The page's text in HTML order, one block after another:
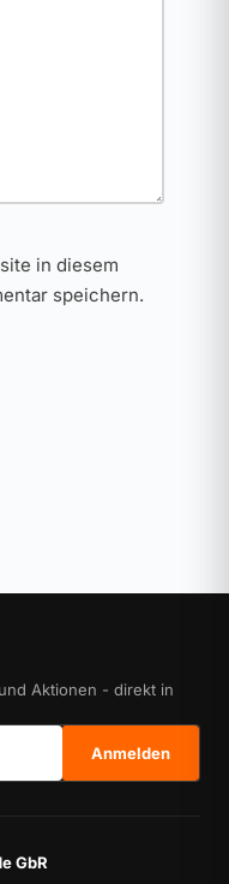
in diesem
speichern.
Aktionen - direkt in
Anmelden
GbR